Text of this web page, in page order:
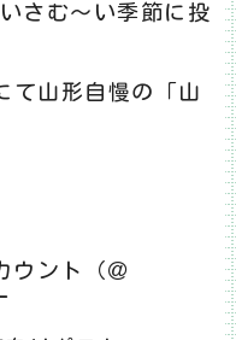
さむ～い季節に投
て山形自慢の「山
ウント（＠